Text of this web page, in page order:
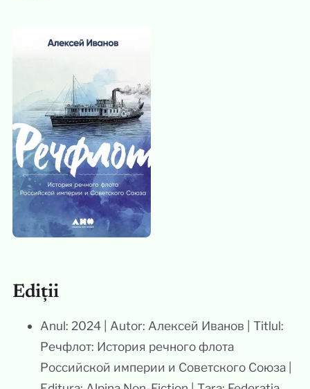
Ediții
Anul: 2024 | Autor: Алексей Иванов | Titlul:
Речфлот: История речного флота
Российской империи и Советского Союза |